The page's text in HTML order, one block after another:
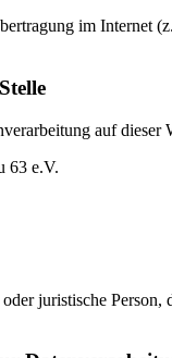
im
auf dieser
63 e.V.
juristische